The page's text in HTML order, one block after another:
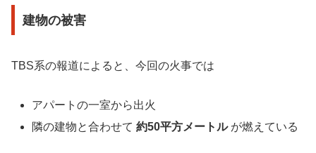
建物の被害
TBS系の報道によると、今回の火事では
アパートの一室から出火
隣の建物と合わせて約50平方メートルが燃えている